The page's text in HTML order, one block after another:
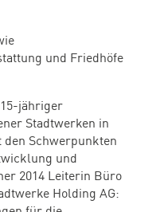
und Friedhöfe
jähriger
Stadtwerken in
den Schwerpunkten
und
2014 Leiterin Büro
Holding AG: